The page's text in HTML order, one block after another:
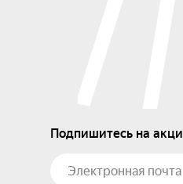
Подпишитесь на